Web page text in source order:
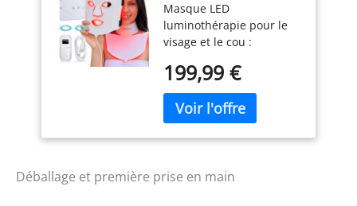
Luminothérapie LED
- Appareil de Soin
de la Peau du
Visage - 7 Couleurs
Rouge et Bleu -
Rajeunissement,
Produit Anti-âge
pour les Rides.
Masque LED
luminothérapie pour le
visage et le cou :
silicone souple et léger
de qualité médicale,
notre appareil
luminothérapie
révolutionnera vos
Équipé de 684 LED sur
199,99 €
Déballage et première prise en main